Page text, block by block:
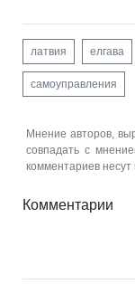
латвия елгава
самоуправления
Мнение авторов,
совпадать с
комментариев несут
Комментарии